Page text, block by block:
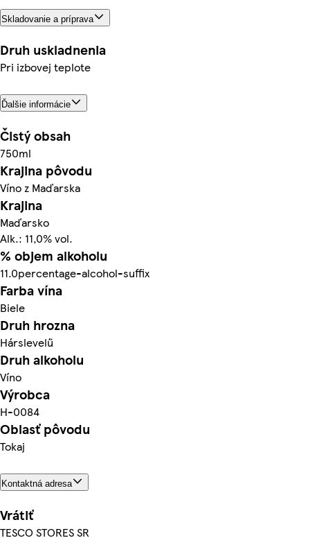
Skladovanie a príprava
Druh uskladnenia
Pri izbovej teplote
Ďalšie informácie
Čistý obsah
750ml
Krajina pôvodu
Víno z Maďarska
Krajina
Maďarsko
Alk.: 11,0% vol.
% objem alkoholu
11.0percentage-alcohol-suffix
Farba vína
Biele
Druh hrozna
Hárslevelű
Druh alkoholu
Víno
Výrobca
H-0084
Oblasť pôvodu
Tokaj
Kontaktná adresa
Vrátiť
TESCO STORES SR